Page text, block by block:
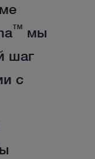
™ мы
шаг
с